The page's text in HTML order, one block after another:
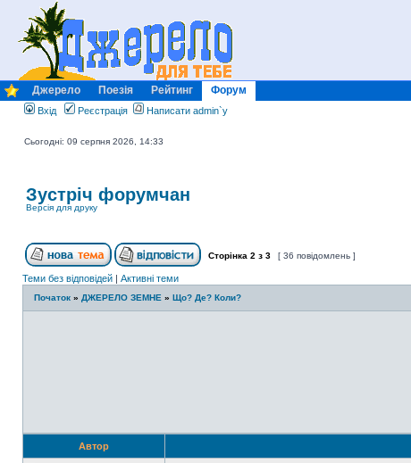
Джерело Поезія Рейтинг Форум
Вхід Реєстрація Написати admin`у
Сьогодні: 09 серпня 2026, 14:33
Зустріч форумчан
Версія для друку
Сторінка 2 з 3 [ 36 повідомлень ]
Теми без відповідей | Активні теми
Початок » ДЖЕРЕЛО ЗЕМНЕ » Що? Де? Коли?
Автор